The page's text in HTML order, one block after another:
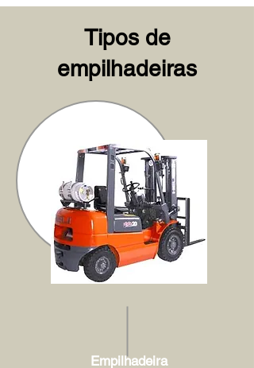
Tipos de
empilhadeiras
Empilhadeira